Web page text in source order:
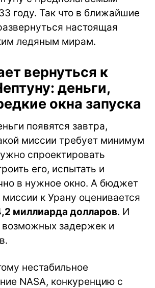
году. Так что в ближайшие
настоящая
ледяным мирам.
вернуться к
деньги,
окна запуска
появятся завтра,
миссии требует минимум
спроектировать
его, испытать и
в нужное окно. А бюджет
миссии к Урану оценивается
миллиарда долларов. И
возможных задержек и
нестабильное
NASA, конкуренцию с